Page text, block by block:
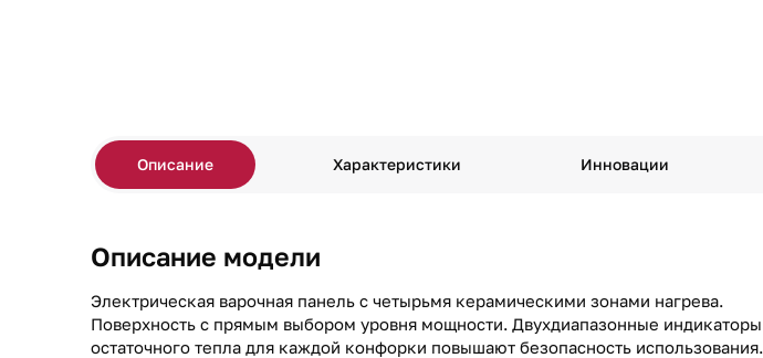
Описание Характеристики Инновации
Описание модели
Электрическая варочная панель с четырьмя керамическими зонами нагрева.
Поверхность с прямым выбором уровня мощности. Двухдиапазонные индикаторы
остаточного тепла для каждой конфорки повышают безопасность использования.